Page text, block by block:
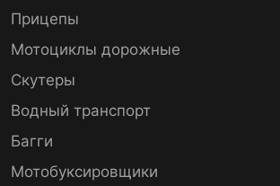
Прицепы
Мотоциклы дорожные
Скутеры
Водный транспорт
Багги
Мотобуксировщики